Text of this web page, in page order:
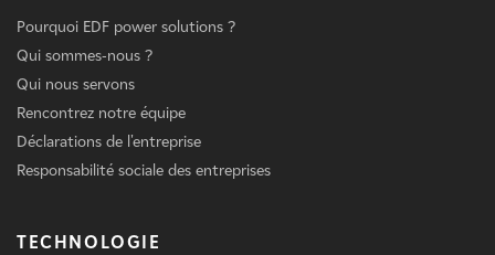
Pourquoi EDF power solutions ?
Qui sommes-nous ?
Qui nous servons
Rencontrez notre équipe
Déclarations de l'entreprise
Responsabilité sociale des entreprises
TECHNOLOGIE